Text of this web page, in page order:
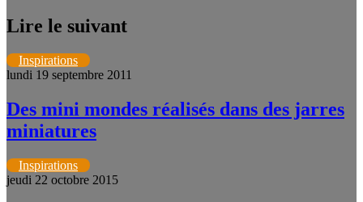
Lire le suivant
Inspirations
lundi 19 septembre 2011
Des mini mondes réalisés dans des jarres
miniatures
Inspirations
jeudi 22 octobre 2015